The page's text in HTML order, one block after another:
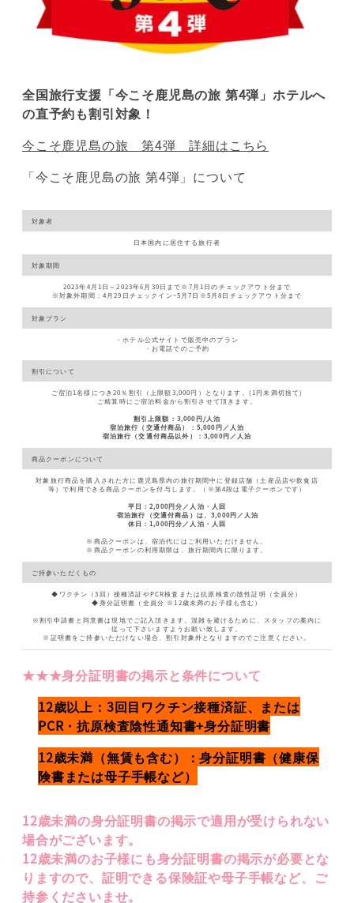
全国旅行支援「今こそ鹿児島の旅 第4弾」ホテルへ
の直予約も割引対象！
今こそ鹿児島の旅 第4弾 詳細はこちら
「今こそ鹿児島の旅 第4弾」について
対象者
日本国内に居住する旅行者
対象期間
2023年4月1日～2023年6月30日まで※7月1日のチェックアウト分まで
※対象外期間：4月29日チェックイン~5月7日※5月8日チェックアウト分まで
対象プラン
・ホテル公式サイトで販売中のプラン
・お電話でのご予約
割引について
ご宿泊1名様につき20％割引（上限額3,000円）となります。(1円未満切捨て)
ご精算時にご宿泊料金から割引させて頂きます。
割引上限額：3,000円/人泊
宿泊旅行（交通付商品）：5,000円／人泊
宿泊旅行（交通付商品以外）：3,000円／人泊
商品クーポンについて
対象旅行商品を購入された方に鹿児島県内の旅行期間中に登録店舗（土産品店や飲食店
等）で利用できる商品クーポンを付与します。（※第4段は電子クーポンです）
平日：2,000円分／人泊・人回
宿泊旅行（交通付商品）は、3,000円／人泊
休日：1,000円分／人泊・人回
※商品クーポンは、宿泊代にはご利用いただけません。
※商品クーポンの利用期限は、旅行期間内に限ります。
ご持参いただくもの
◆ワクチン（3回）接種済証やPCR検査または抗原検査の陰性証明（全員分）
◆身分証明書（全員分 ※12歳未満のお子様も含む）
※割引申請書と同意書は現地でご記入頂きます。混雑を避けるために、スタッフの案内に
従って下さいますようお願い致します。
※証明書をご持参いただけない場合、割引対象外となりますのでご注意ください。
★★★身分証明書の掲示と条件について
12歳以上：3回目ワクチン接種済証、または
PCR・抗原検査陰性通知書+身分証明書
12歳未満（無賃も含む）：身分証明書（健康保
険書または母子手帳など）
12歳未満の身分証明書の掲示で適用が受けられない
場合がございます。
12歳未満のお子様にも身分証明書の掲示が必要とな
りますので、証明できる保険証や母子手帳など、ご
持参くださいませ。